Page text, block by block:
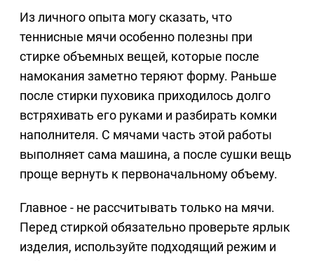
Из личного опыта могу сказать, что
теннисные мячи особенно полезны при
стирке объемных вещей, которые после
намокания заметно теряют форму. Раньше
после стирки пуховика приходилось долго
встряхивать его руками и разбирать комки
наполнителя. С мячами часть этой работы
выполняет сама машина, а после сушки вещь
проще вернуть к первоначальному объему.
Главное - не рассчитывать только на мячи.
Перед стиркой обязательно проверьте ярлык
изделия, используйте подходящий режим и